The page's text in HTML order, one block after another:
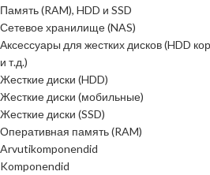
Память (RAM), HDD и SSD
Сетевое хранилище (NAS)
Аксессуары для жестких дисков (HDD
и т.д.)
Жесткие диски (HDD)
Жесткие диски (мобильные)
Жесткие диски (SSD)
Оперативная память (RAM)
Arvutikomponendid
Komponendid